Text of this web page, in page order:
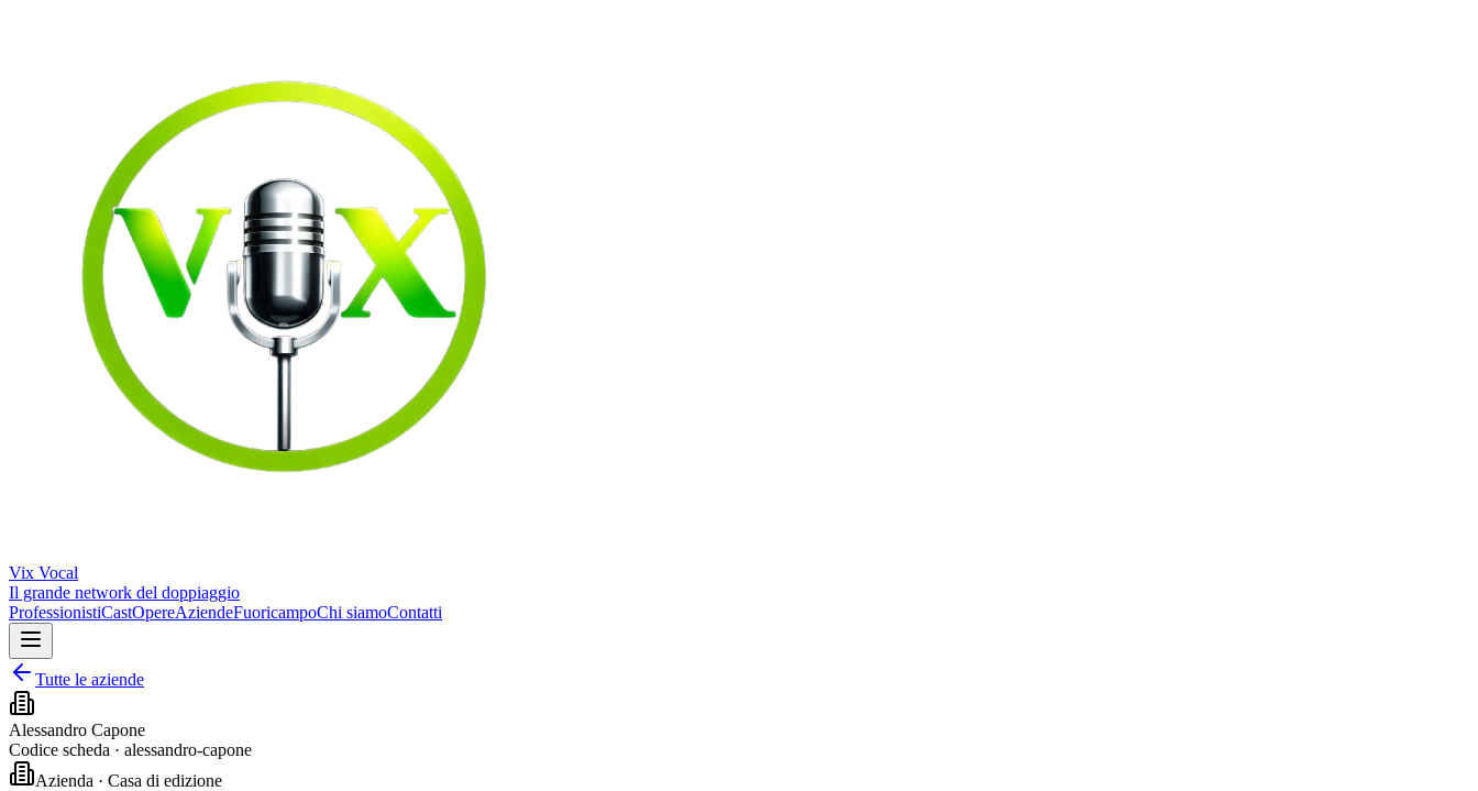
Vix Vocal
Il grande network del doppiaggio
ProfessionistiCastOpereAziendeFuoricampoChi siamoContatti
Tutte le aziende
Alessandro Capone
Codice scheda · alessandro-capone
Azienda · Casa di edizione